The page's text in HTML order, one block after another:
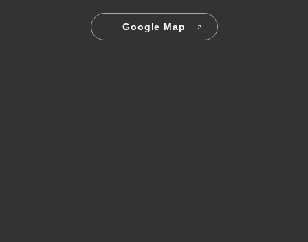
Google Map